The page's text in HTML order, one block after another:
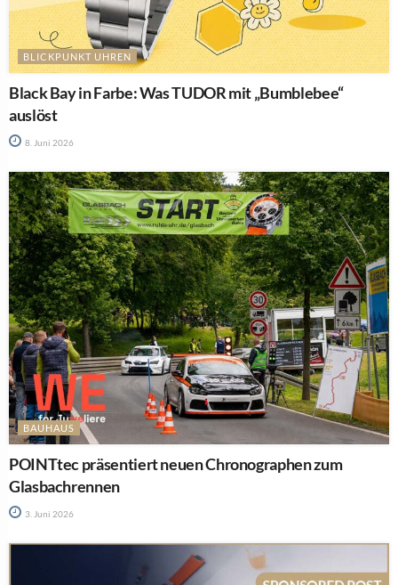
BLICKPUNKT UHREN
Black Bay in Farbe: Was TUDOR mit „Bumblebee“
auslöst
8. Juni 2026
BAUHAUS
POINTtec präsentiert neuen Chronographen zum
Glasbachrennen
3. Juni 2026